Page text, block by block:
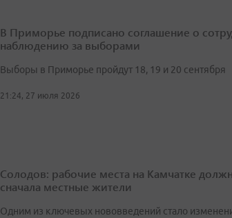
В Приморье подписано соглашение о
наблюдению за выборами
Выборы в Приморье пройдут 18, 19 и 20 сентября
21:24, 27 июля 2026
Солодов: рабочие места на Камчатке
сначала местные жители
Одним из ключевых нововведений стало